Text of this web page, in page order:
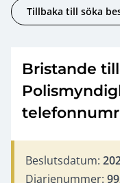
Tillbaka till söka
Bristande
Beslutsdatum:
Diarienummer: